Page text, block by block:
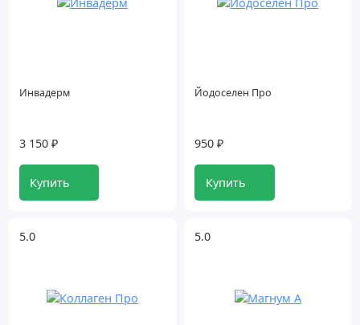
Инвадерм
3 150 ₽
Купить
Йодоселен Про
950 ₽
Купить
5.0 5.0